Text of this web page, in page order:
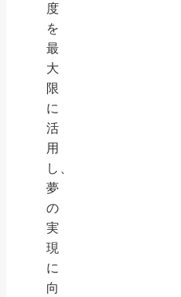
度
を
最
大
限
に
活
用
し、
夢
の
実
現
に
向